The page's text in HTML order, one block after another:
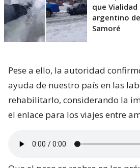
que
argentino
Samoré
Pese a ello, la autoridad
ayuda de nuestro país en las
rehabilitarlo, considerando la
el enlace para los viajes entre